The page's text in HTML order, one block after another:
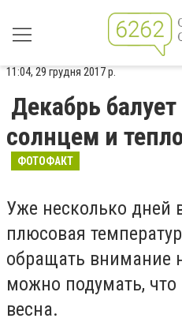
11:04, 29 грудня 2017 р.
Декабрь
солнцем и
ФОТОФАКТ
Уже несколько дней
плюсовая
обращать внимание
можно подумать, что
весна.